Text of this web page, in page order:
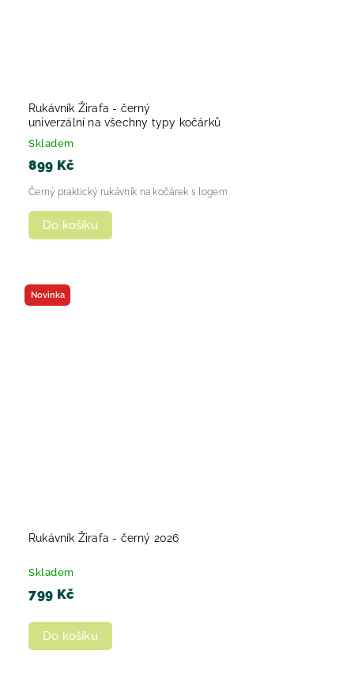
Rukávník Žirafa - černý
univerzální na všechny typy kočárků
Skladem
899 Kč
Do košíku
Černý praktický rukávník na kočárek s logem
Novinka
Rukávník Žirafa - černý 2026
Skladem
799 Kč
Do košíku